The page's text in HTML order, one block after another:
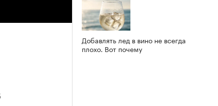
Добавлять лед в вино не всегда
плохо. Вот почему